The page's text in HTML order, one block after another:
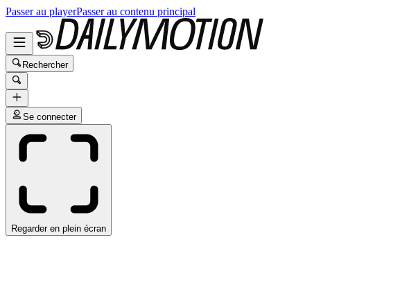
Passer au playerPasser au contenu principal
Rechercher
Se connecter
Regarder en plein écran